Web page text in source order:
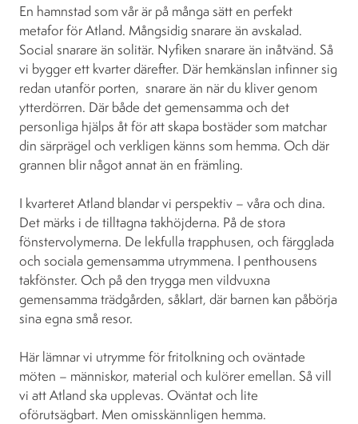
En hamnstad som vår är på många sätt en perfekt
metafor för Atland. Mångsidig snarare än avskalad.
Social snarare än solitär. Nyfiken snarare än inåtvänd. Så
vi bygger ett kvarter därefter. Där hemkänslan infinner sig
redan utanför porten, snarare än när du kliver genom
ytterdörren. Där både det gemensamma och det
personliga hjälps åt för att skapa bostäder som matchar
din särprägel och verkligen känns som hemma. Och där
grannen blir något annat än en främling.
I kvarteret Atland blandar vi perspektiv – våra och dina.
Det märks i de tilltagna takhöjderna. På de stora
fönstervolymerna. De lekfulla trapphusen, och färgglada
och sociala gemensamma utrymmena. I penthousens
takfönster. Och på den trygga men vildvuxna
gemensamma trädgården, såklart, där barnen kan påbörja
sina egna små resor.
Här lämnar vi utrymme för fritolkning och oväntade
möten – människor, material och kulörer emellan. Så vill
vi att Atland ska upplevas. Oväntat och lite
oförutsägbart. Men omisskännligen hemma.